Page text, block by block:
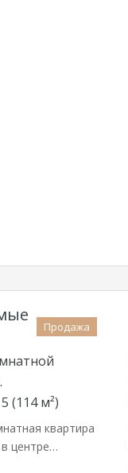
Продажа
(114 м²)
квартира
центре…